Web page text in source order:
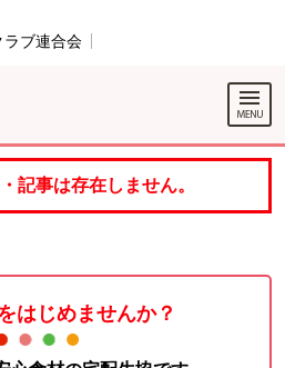
ラブ連合会
ーです。
ップする
で。
記事は存在しません。
はじめませんか？